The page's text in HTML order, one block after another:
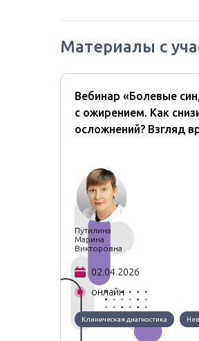
Материалы с
Вебинар «Болевые
с ожирением. Как
осложнений? Взгляд
Путилина
Марина
Викторовна
02.04.2026
онлайн
Клиническая диагностика